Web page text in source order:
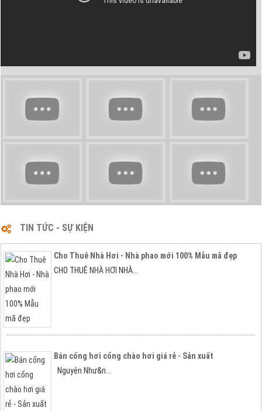
TIN TỨC - SỰ KIỆN
Cho Thuê Nhà Hơi - Nhà phao mới 100% Mẫu mã đẹp
CHO THUÊ NHÀ HƠI NHÀ...
Bán cổng hơi cổng chào hơi giá rẻ - Sản xuất
Nguyện Như&n...